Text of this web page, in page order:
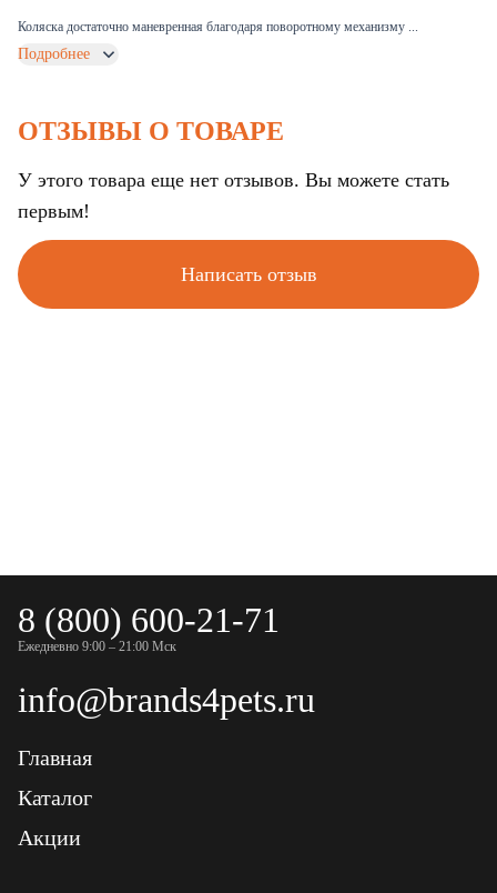
Коляска достаточно маневренная благодаря поворотному механизму ...
Подробнее
ОТЗЫВЫ О ТОВАРЕ
У этого товара еще нет отзывов. Вы можете стать
первым!
Написать отзыв
8 (800) 600-21-71
Ежедневно 9:00 – 21:00 Мск
info@brands4pets.ru
Главная
Каталог
Акции